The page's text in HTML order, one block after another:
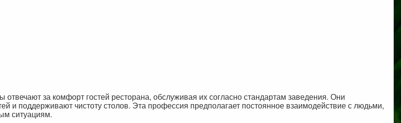
за комфорт гостей ресторана, обслуживая их согласно стандартам заведения. Они
и поддерживают чистоту столов. Эта профессия предполагает постоянное взаимодействие с людьми,
ситуациям.